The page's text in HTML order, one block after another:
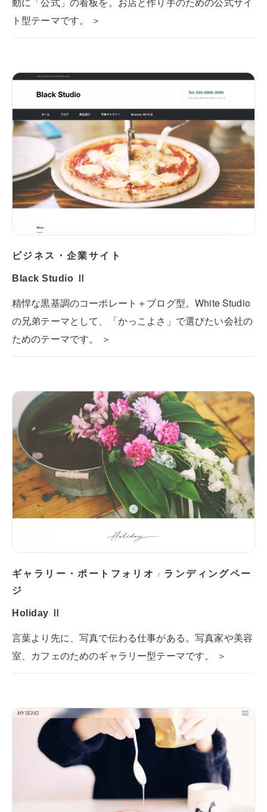
ト型テーマです。 ＞
ビジネス・企業サイト
Black Studio Ⅱ
精悍な黒基調のコーポレート＋ブログ型。White Studio
の兄弟テーマとして、「かっこよさ」で選びたい会社の
ためのテーマです。 ＞
ギャラリー・ポートフォリオ / ランディングペー
ジ
Holiday Ⅱ
言葉より先に、写真で伝わる仕事がある。写真家や美容
室、カフェのためのギャラリー型テーマです。 ＞